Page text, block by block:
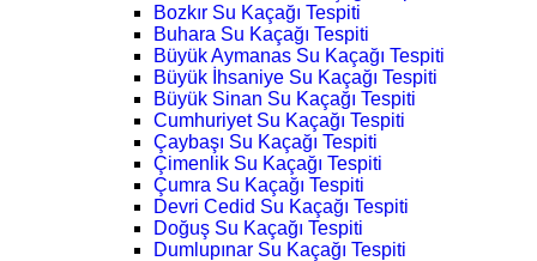
Bozkır Su Kaçağı Tespiti
Buhara Su Kaçağı Tespiti
Büyük Aymanas Su Kaçağı Tespiti
Büyük İhsaniye Su Kaçağı Tespiti
Büyük Sinan Su Kaçağı Tespiti
Cumhuriyet Su Kaçağı Tespiti
Çaybaşı Su Kaçağı Tespiti
Çimenlik Su Kaçağı Tespiti
Çumra Su Kaçağı Tespiti
Devri Cedid Su Kaçağı Tespiti
Doğuş Su Kaçağı Tespiti
Dumlupınar Su Kaçağı Tespiti